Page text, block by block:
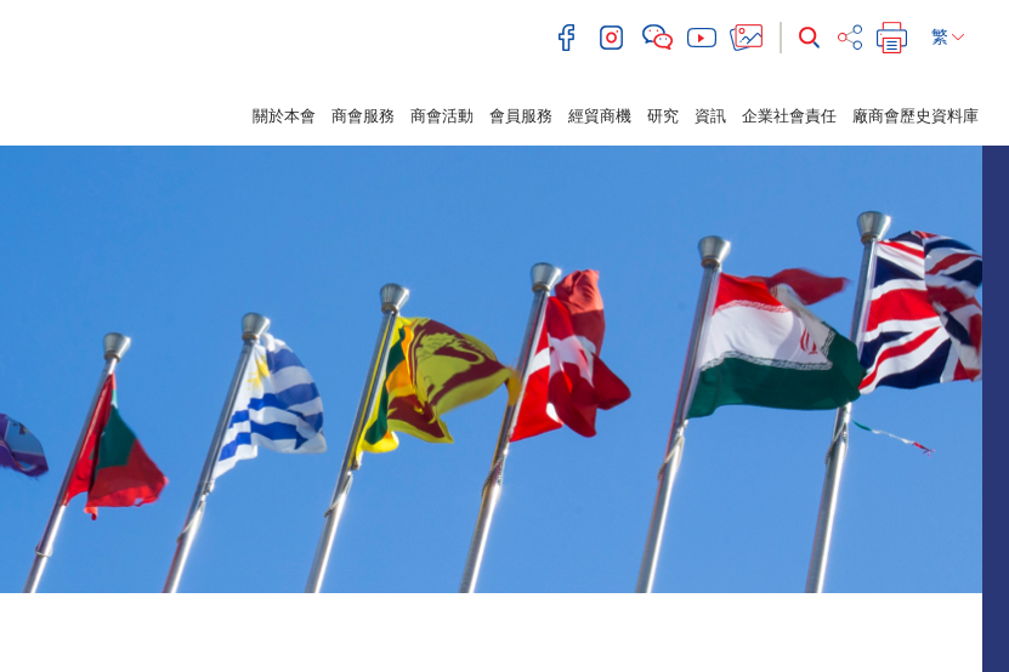
繁
關於本會 商會服務 商會活動 會員服務 經貿商機 研究 資訊 企業社會責任 廠商會歷史資料庫